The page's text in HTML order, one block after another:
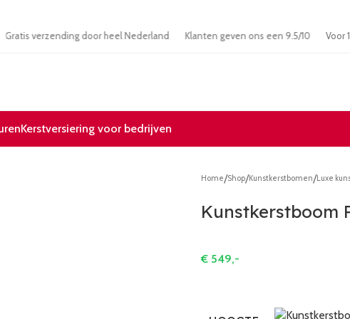
Gratis verzending door heel Nederland Klanten geven ons een 9.5/10
Kerstversiering voor bedrijven
Home/Shop/Kunstkerstbomen/Luxe
Kunstkerstboom
€ 549,-